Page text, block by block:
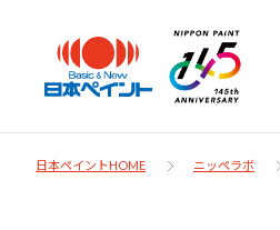
日本ペイントHOME ニッペラボ